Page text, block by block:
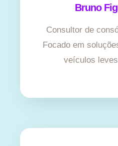
Bruno
Consultor de
Focado em
veículos